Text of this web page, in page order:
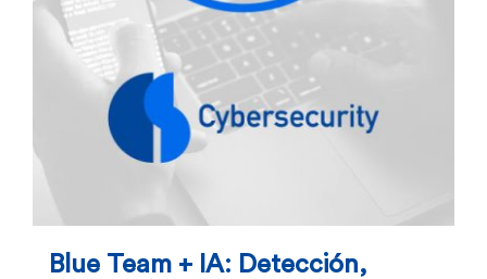
Blue Team + IA: Detección,